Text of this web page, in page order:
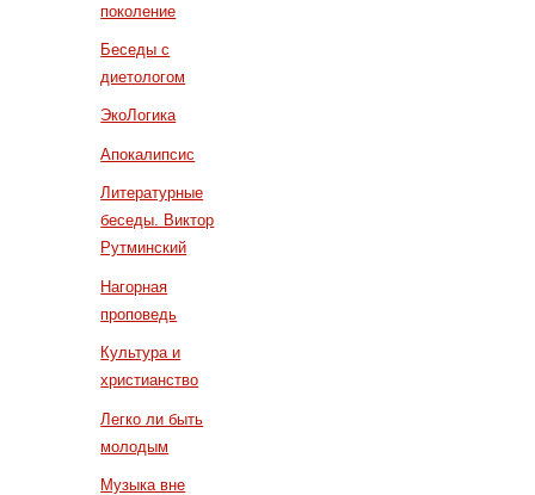
поколение
Беседы с
диетологом
ЭкоЛогика
Апокалипсис
Литературные
беседы. Виктор
Рутминский
Нагорная
проповедь
Культура и
христианство
Легко ли быть
молодым
Музыка вне